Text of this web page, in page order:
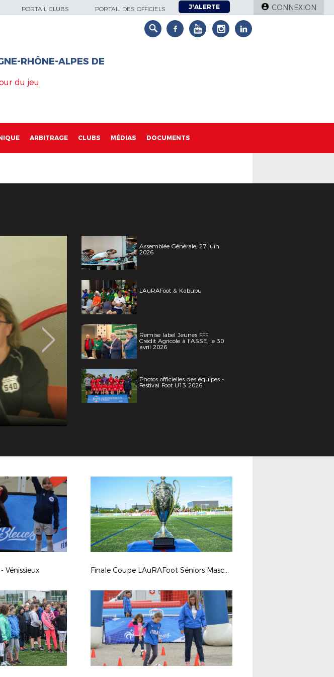
PORTAIL CLUBS PORTAIL DES OFFICIELS J'ALERTE CONNEXION
RHÔNE-ALPES DE
du jeu
ARBITRAGE CLUBS MÉDIAS DOCUMENTS
Assemblée Générale, 27 juin
2026
LAuRAFoot & Kabubu
Remise label Jeunes FFF
Crédit Agricole à l'ASSE, le 30
avril 2026
Photos officielles des équipes -
Festival Foot U13 2026
Vénissieux Finale Coupe LAuRAFoot Séniors Masculins 2019